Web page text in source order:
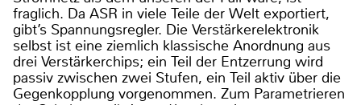
fraglich. Da ASR in viele Teile der Welt exportiert,
gibt’s Spannungsregler. Die Verstärkerelektronik
selbst ist eine ziemlich klassische Anordnung aus
drei Verstärkerchips; ein Teil der Entzerrung wird
passiv zwischen zwei Stufen, ein Teil aktiv über die
Gegenkopplung vorgenommen. Zum Parametrieren